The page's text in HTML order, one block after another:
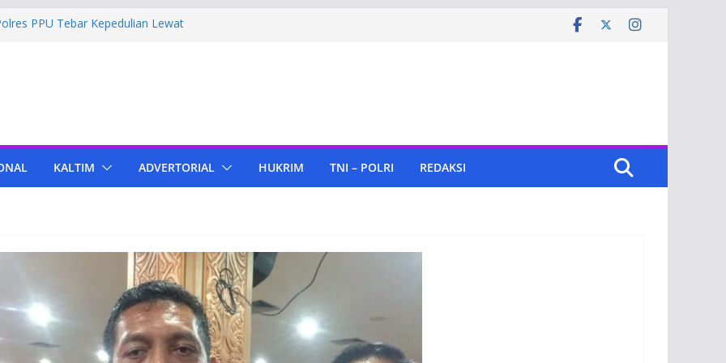
PPU Tebar Kepedulian Lewat
Cepu
di KIPP Karena Jual Air Mineral
Bupati PPU Dukung
Lampu, Polres PPU Ringkus Pria
KALTIM ADVERTORIAL HUKRIM TNI – POLRI REDAKSI